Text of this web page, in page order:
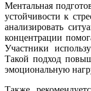
Ментальная
устойчивости к
анализировать
концентрации
Участники
Такой подход
эмоциональную